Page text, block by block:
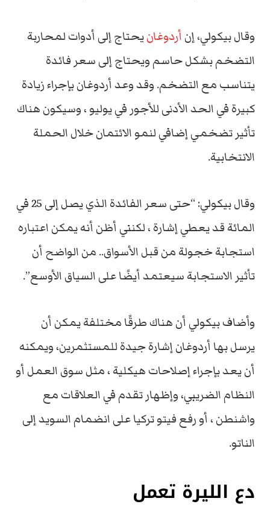
وقال بيكولي، إنأردوغانيحتاج إلى أدوات لمحاربة
التضخم بشكل حاسم ويحتاج إلى سعر فائدة
يتناسب مع التضخم. وقد وعد أردوغان بإجراء زيادة
كبيرة في الحد الأدنى للأجور في يوليو ، وسيكون هناك
تأثير تضخمي إضافي لنمو الائتمان خلال الحملة
الانتخابية.
وقال بيكولي: “حتى سعر الفائدة الذي يصل إلى 25 في
المائة قد يعطي إشارة ، لكنني أظن أنه يمكن اعتباره
استجابة خجولة من قبل الأسواق.. من الواضح أن
تأثير الاستجابة سيعتمد أيضًا على السياق الأوسع”.
وأضاف بيكولي أن هناك طرقًا مختلفة يمكن أن
يرسل بها أردوغان إشارة جيدة للمستثمرين، ويمكنه
أن يعد بإجراء إصلاحات هيكلية ، مثل سوق العمل أو
النظام الضريبي، وإظهار تقدم في العلاقات مع
واشنطن ، أو رفع فيتو تركيا على انضمام السويد إلى
الناتو.
دع الليرة تعمل